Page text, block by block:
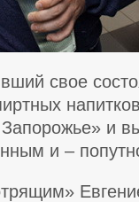
свое
и
и –